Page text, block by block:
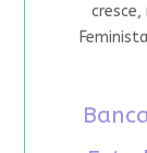
cresce,